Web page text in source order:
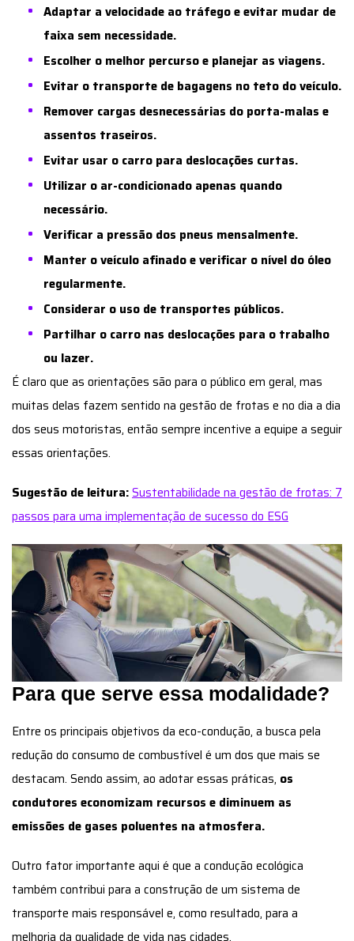
Adaptar a velocidade ao tráfego e evitar mudar de
faixa sem necessidade.
Escolher o melhor percurso e planejar as viagens.
Evitar o transporte de bagagens no teto do veículo.
Remover cargas desnecessárias do porta-malas e
assentos traseiros.
Evitar usar o carro para deslocações curtas.
Utilizar o ar-condicionado apenas quando
necessário.
Verificar a pressão dos pneus mensalmente.
Manter o veículo afinado e verificar o nível do óleo
regularmente.
Considerar o uso de transportes públicos.
Partilhar o carro nas deslocações para o trabalho
ou lazer.
É claro que as orientações são para o público em geral, mas
muitas delas fazem sentido na gestão de frotas e no dia a dia
dos seus motoristas, então sempre incentive a equipe a seguir
essas orientações.
Sugestão de leitura:Sustentabilidade na gestão de frotas: 7
passos para uma implementação de sucesso do ESG
Para que serve essa modalidade?
Entre os principais objetivos da eco-condução, a busca pela
redução do consumo de combustível é um dos que mais se
destacam. Sendo assim, ao adotar essas práticas, os
condutores economizam recursos e diminuem as
emissões de gases poluentes na atmosfera.
Outro fator importante aqui é que a condução ecológica
também contribui para a construção de um sistema de
transporte mais responsável e, como resultado, para a
melhoria da qualidade de vida nas cidades.